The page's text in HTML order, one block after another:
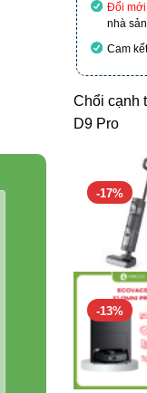
Đổi mới
nhà
Cam
Chổi cạnh
D9 Pro
-17%
-13%